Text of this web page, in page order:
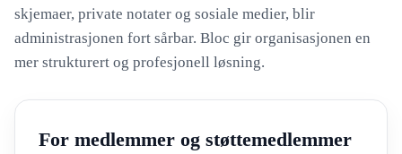
skjemaer, private notater og sosiale medier, blir
administrasjonen fort sårbar. Bloc gir organisasjonen en
mer strukturert og profesjonell løsning.
For medlemmer og støttemedlemmer